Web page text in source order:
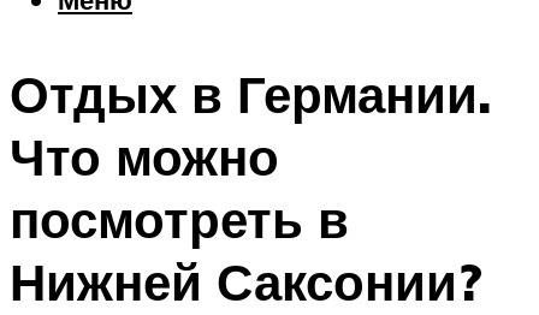
Шоппинг
Что посетить
Меню
Отдых в Германии.
Что можно
посмотреть в
Нижней Саксонии?